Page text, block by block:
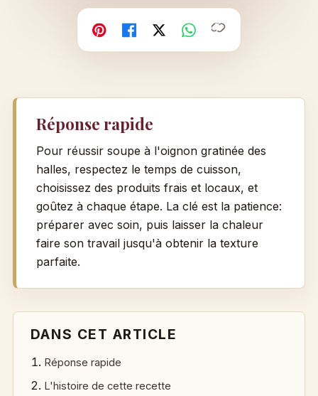
Facebook
X WhatsApp
Copier
Réponse rapide
Pour réussir soupe à l'oignon gratinée des
halles, respectez le temps de cuisson,
choisissez des produits frais et locaux, et
goûtez à chaque étape. La clé est la patience:
préparer avec soin, puis laisser la chaleur
faire son travail jusqu'à obtenir la texture
parfaite.
DANS CET ARTICLE
Réponse rapide
L'histoire de cette recette